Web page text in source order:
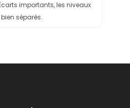
importants, les niveaux
séparés.